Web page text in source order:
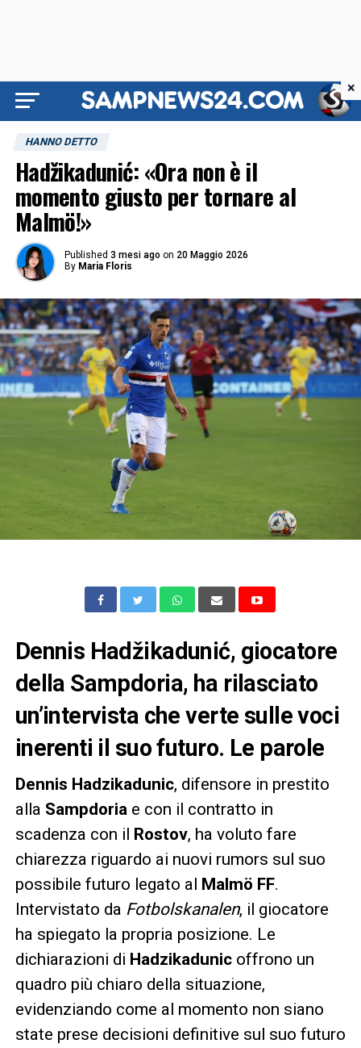
HANNO DETTO
Hadžikadunić: «Ora non è il
momento giusto per tornare al
Malmö!»
Published 3 mesi ago on 20 Maggio 2026
By Maria Floris
Dennis Hadžikadunić, giocatore
della Sampdoria, ha rilasciato
un’intervista che verte sulle voci
inerenti il suo futuro. Le parole
Dennis Hadzikadunic, difensore in prestito
alla Sampdoria e con il contratto in
scadenza con il Rostov, ha voluto fare
chiarezza riguardo ai nuovi rumors sul suo
possibile futuro legato al Malmö FF.
Intervistato da Fotbolskanalen, il giocatore
ha spiegato la propria posizione. Le
dichiarazioni di Hadzikadunicoffrono un
quadro più chiaro della situazione,
evidenziando come al momento non siano
state prese decisioni definitive sul suo futuro
×